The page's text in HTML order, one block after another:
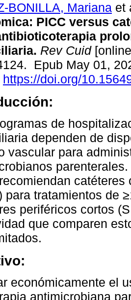
BONILLA, Mariana et
PICC versus
Rev Cuid
Epub May 01,
https://doi.org/
de
dependen de
vascular para
para tratamientos de
periféricos cortos
que comparen
económicamente el
antimicrobiana